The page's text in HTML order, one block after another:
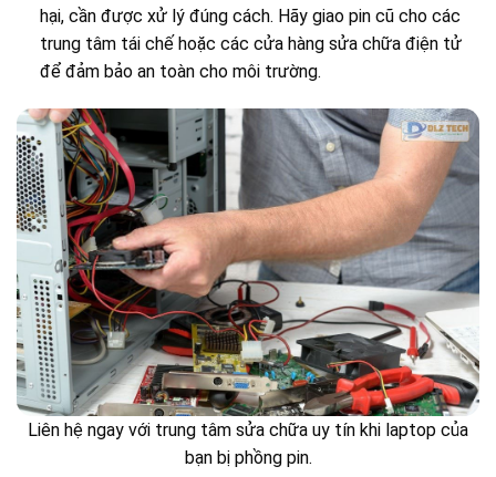
hại, cần được xử lý đúng cách. Hãy giao pin cũ cho các
trung tâm tái chế hoặc các cửa hàng sửa chữa điện tử
để đảm bảo an toàn cho môi trường.
Liên hệ ngay với trung tâm sửa chữa uy tín khi laptop của
bạn bị phồng pin.